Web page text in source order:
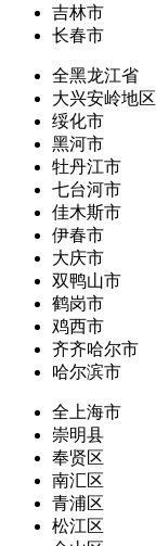
吉林市
长春市
全黑龙江省
大兴安岭地区
绥化市
黑河市
牡丹江市
七台河市
佳木斯市
伊春市
大庆市
双鸭山市
鹤岗市
鸡西市
齐齐哈尔市
哈尔滨市
全上海市
崇明县
奉贤区
南汇区
青浦区
松江区